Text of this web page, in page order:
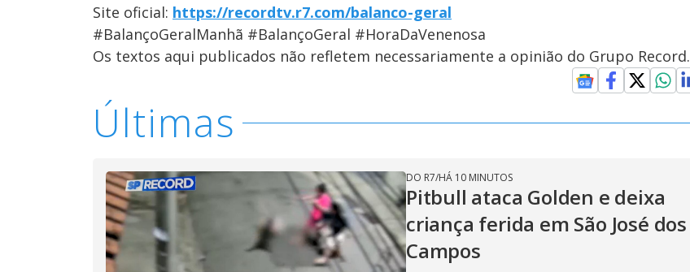
Site oficial: https://recordtv.r7.com/balanco-geral
#BalançoGeralManhã #BalançoGeral #HoraDaVenenosa
Os textos aqui publicados não refletem necessariamente a opinião do Grupo Record.
Últimas
DO R7/HÁ 10 MINUTOS
Pitbull ataca Golden e deixa
criança ferida em São José dos
Campos